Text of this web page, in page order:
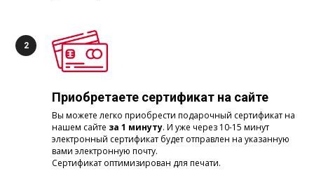
Приобретаете сертификат на сайте
Вы можете легко приобрести подарочный сертификат на
нашем сайте за 1 минуту. И уже через 10-15 минут
электронный сертификат будет отправлен на указанную
вами электронную почту.
Сертификат оптимизирован для печати.